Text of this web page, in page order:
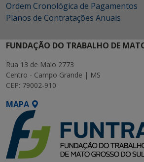
Ordem Cronológica de Pagamentos
Planos de Contratações Anuais
FUNDAÇÃO DO TRABALHO DE
Rua 13 de Maio 2773
Centro - Campo Grande | MS
CEP: 79002-910
MAPA